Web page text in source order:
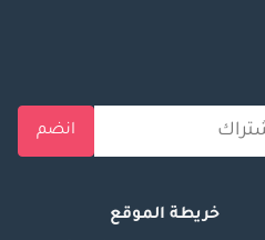
انضم
خريطة الموقع